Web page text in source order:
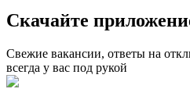
Скачайте
Свежие вакансии, ответы на
всегда у вас под рукой